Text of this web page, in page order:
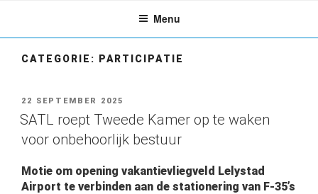
de
inhoud
Menu
CATEGORIE: PARTICIPATIE
GEPLAATST
OP
22 SEPTEMBER 2025
SATL roept Tweede Kamer op te waken
voor onbehoorlijk bestuur
Motie om opening vakantievliegveld Lelystad
Airport te verbinden aan de stationering van F-35’s